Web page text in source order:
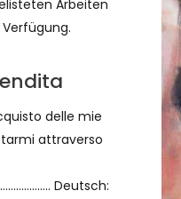
Arbeiten
delle mie
attraverso
Deutsch: